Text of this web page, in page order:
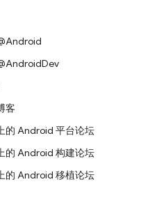
客
的 Android 平台论坛
的 Android 构建论坛
的 Android 移植论坛